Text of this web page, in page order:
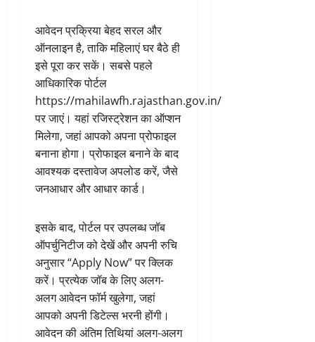
आवेदन प्रक्रिया बेहद सरल और
ऑनलाइन है, ताकि महिलाएं घर बैठे ही
इसे पूरा कर सकें। सबसे पहले
आधिकारिक पोर्टल
https://mahilawfh.rajasthan.gov.in/
पर जाएं। यहां रजिस्ट्रेशन का ऑप्शन
मिलेगा, जहां आपको अपना प्रोफाइल
बनाना होगा। प्रोफाइल बनाने के बाद
आवश्यक दस्तावेज अपलोड करें, जैसे
जनआधार और आधार कार्ड।
इसके बाद, पोर्टल पर उपलब्ध जॉब
ऑपर्चुनिटीज को देखें और अपनी रुचि
अनुसार “Apply Now” पर क्लिक
करें। प्रत्येक जॉब के लिए अलग-
अलग आवेदन फॉर्म खुलेगा, जहां
आपको अपनी डिटेल्स भरनी होंगी।
आवेदन की अंतिम तिथियां अलग-अलग